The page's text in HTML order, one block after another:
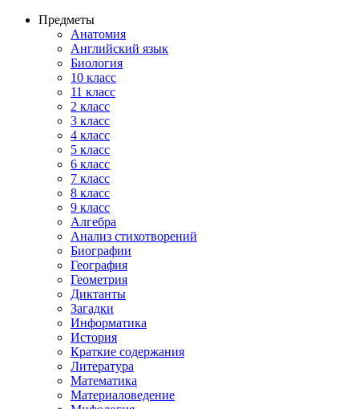
Предметы
Анатомия
Английский язык
Биология
10 класс
11 класс
2 класс
3 класс
4 класс
5 класс
6 класс
7 класс
8 класс
9 класс
Алгебра
Анализ стихотворений
Биографии
География
Геометрия
Диктанты
Загадки
Информатика
История
Краткие содержания
Литература
Математика
Материаловедение